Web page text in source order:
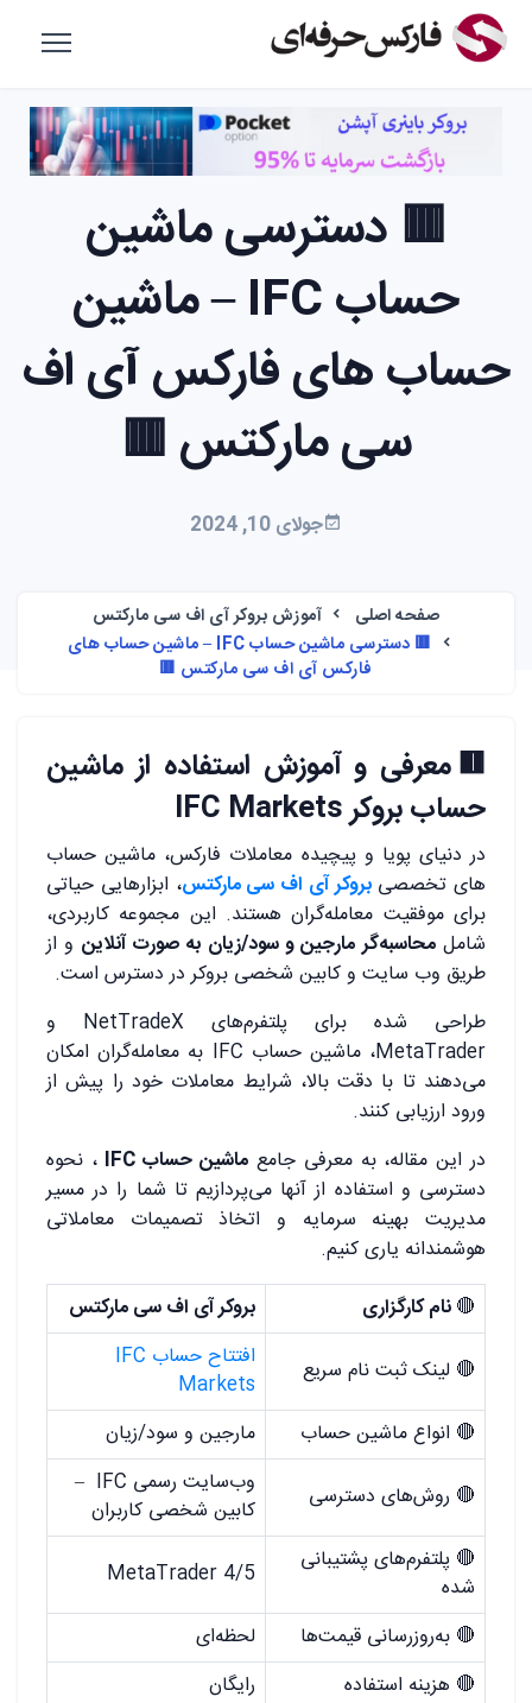
🟥 دسترسی ماشین
حساب IFC – ماشین
حساب های فارکس آی اف
سی مارکتس 🟥
جولای 10, 2024
صفحه اصلی
آموزش بروکر آی اف سی مارکتس
🟥 دسترسی ماشین حساب IFC – ماشین حساب های
فارکس آی اف سی مارکتس 🟥
🟥معرفی و آموزش استفاده از ماشین
حساب بروکر IFC Markets
در دنیای پویا و پیچیده معاملات فارکس، ماشین حساب‌
های تخصصیبروکر آی اف سی مارکتس، ابزارهایی حیاتی
برای موفقیت معامله‌گران هستند. این مجموعه کاربردی،
شاملمحاسبه‌گر مارجین و سود/زیان به صورت آنلاین و از
طریق وب‌ سایت و کابین شخصی بروکر در دسترس است.
طراحی شده برای پلتفرم‌های NetTradeX و
MetaTrader، ماشین حساب IFC به معامله‌گران امکان
می‌دهند تا با دقت بالا، شرایط معاملات خود را پیش از
ورود ارزیابی کنند.
در این مقاله، به معرفی جامع ماشین حساب IFC
، نحوه
دسترسی و استفاده از آنها می‌پردازیم تا شما را در مسیر
مدیریت بهینه سرمایه و اتخاذ تصمیمات معاملاتی
هوشمندانه یاری کنیم.
🔴نام کارگزاری
بروکر آی اف سی مارکتس
🔴 لینک ثبت نام سریع
افتتاح حساب IFC
Markets
🔴 انواع ماشین حساب
مارجین و سود/زیان
🔴 روش‌های دسترسی
وب‌سایت رسمی IFC –
کابین شخصی کاربران
🔴 پلتفرم‌های پشتیبانی
شده
MetaTrader 4/5
🔴 به‌روزرسانی قیمت‌ها
لحظه‌ای
🔴 هزینه استفاده
رایگان